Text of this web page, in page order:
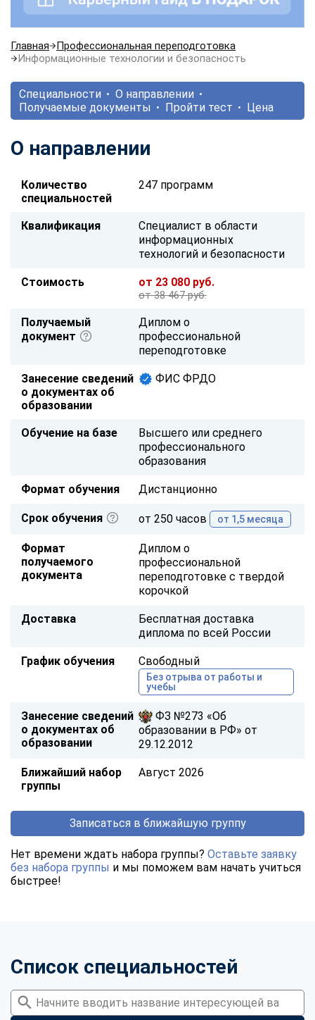
Главная
Профессиональная переподготовка
Информационные технологии и безопасность
Специальности
О направлении
Получаемые документы
Пройти тест Цена
О направлении
Количество
специальностей
247 программ
Квалификация
Специалист в области
информационных
технологий и безопасности
Стоимость от 23 080 руб.
от 38 467 руб.
Получаемый
документ
Диплом о
профессиональной
переподготовке
Занесение сведений
о документах об
образовании
ФИС ФРДО
Обучение на базе
Высшего или среднего
профессионального
образования
Формат обучения Дистанционно
Срок обучения от 250 часов от 1,5 месяца
Формат
получаемого
документа
Диплом о
профессиональной
переподготовке с твердой
корочкой
Доставка
Бесплатная доставка
диплома по всей России
График обучения Свободный
Без отрыва от работы и
учебы
Занесение сведений
о документах об
образовании
ФЗ №273 «Об
образовании в РФ» от
29.12.2012
Ближайший набор
группы
Август 2026
Записаться в ближайшую группу
Нет времени ждать набора группы? Оставьте заявку
без набора группы и мы поможем вам начать учиться
быстрее!
Список специальностей